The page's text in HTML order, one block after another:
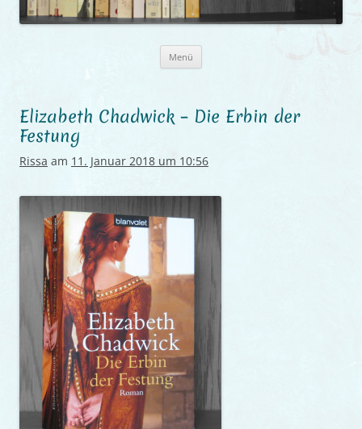
Menü
Elizabeth Chadwick – Die Erbin der
Festung
Rissa am 11. Januar 2018 um 10:56